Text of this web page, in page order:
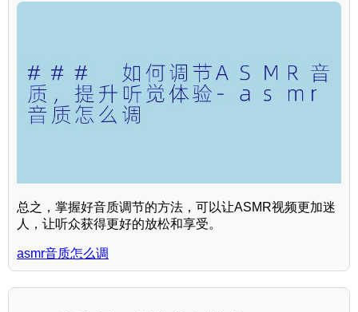
总之，掌握好音质调节的方法，可以让ASMR视频更加迷
人，让听众获得更好的放松和享受。
asmr音质怎么调